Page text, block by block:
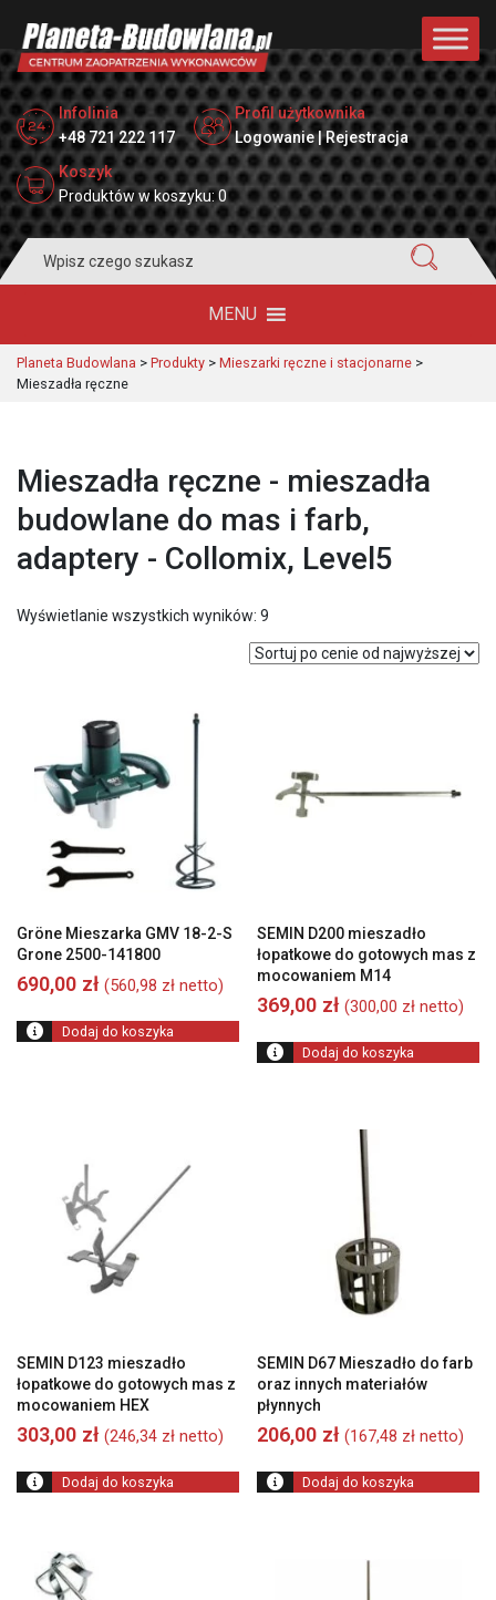
Infolinia
+48 721 222 117
Profil użytkownika
Logowanie | Rejestracja
Koszyk
Produktów w koszyku: 0
for:
MENU
Planeta Budowlana > Produkty > Mieszarki ręczne i stacjonarne >
Mieszadła ręczne
Mieszadła ręczne - mieszadła
budowlane do mas i farb,
adaptery - Collomix, Level5
Wyświetlanie wszystkich wyników: 9
ceny:
Gröne Mieszarka GMV 18-2-S
Grone 2500-141800
690,00 zł (560,98 zł netto)
Dodaj do koszyka
SEMIN D200 mieszadło
łopatkowe do gotowych mas z
mocowaniem M14
369,00 zł (300,00 zł netto)
Dodaj do koszyka
SEMIN D123 mieszadło
łopatkowe do gotowych mas z
mocowaniem HEX
303,00 zł (246,34 zł netto)
Dodaj do koszyka
SEMIN D67 Mieszadło do farb
oraz innych materiałów
płynnych
206,00 zł (167,48 zł netto)
Dodaj do koszyka